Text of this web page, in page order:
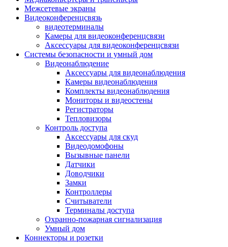
Инструмент многофункциональный
Круги, диски, фрезы
Аксессуары для электро и
пневмоинструмента
Аккумуляторы для инструмента
Зарядные устройства для аккумуляторов
Миксеры строительные
Молотки отбойные
Паяльное оборудование
Садовая техника
Минимойки
Аксессуары для минимоек
Газонокосилки и триммеры
Газонокосилки
Культиваторы и мотоблоки
Аэраторы и скарификаторы
Мотоблоки
Генераторы
Снегоуборщики
Воздуходувки
Цепные и бензопилы
Оснастка к садовой технике
Садовые насосы
Поливочное оборудование
Садовые измельчители
Гидроаккумуляторы
Межсетевые экраны
Видеоконференцсвязь
видеотерминалы
Камеры для видеоконференцсвязи
Аксессуары для видеоконференцсвязи
Системы безопасности и умный дом
Видеонаблюдение
Аксессуары для видеонаблюдения
Камеры видеонаблюдения
Комплекты видеонаблюдения
Мониторы и видеостены
Регистраторы
Тепловизоры
Контроль доступа
Аксессуары для скуд
Видеодомофоны
Вызывные панели
Датчики
Доводчики
Замки
Контроллеры
Считыватели
Терминалы доступа
Охранно-пожарная сигнализация
Умный дом
Коннекторы и розетки